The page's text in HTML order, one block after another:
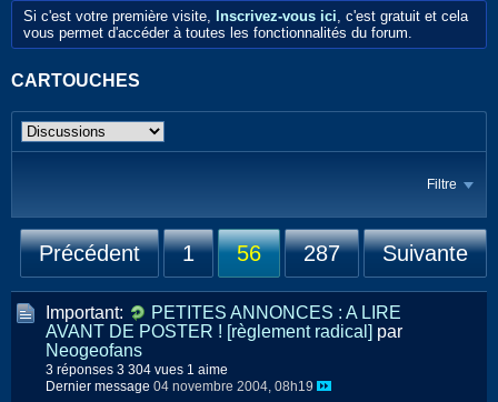
Si c'est votre première visite, Inscrivez-vous ici, c'est gratuit et cela
vous permet d'accéder à toutes les fonctionnalités du forum.
CARTOUCHES
Filtre
Précédent 1 56 287 Suivante
Important:
PETITES ANNONCES : A LIRE
AVANT DE POSTER ! [règlement radical] par
Neogeofans
3 réponses 3 304 vues 1 aime
Dernier message 04 novembre 2004, 08h19